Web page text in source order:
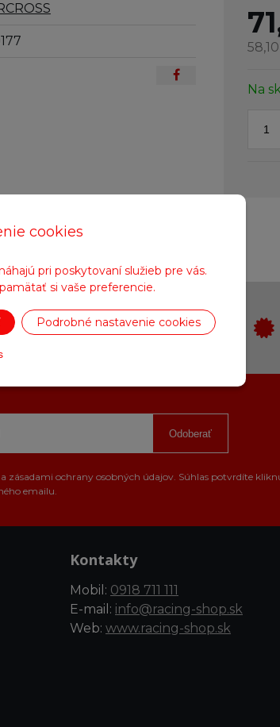
cookies
pri poskytovaní služieb pre vás.
si vaše preferencie.
Podrobné nastavenie cookies
Na
Tovar na sklade
expedujeme do 24
Odoberať
ochrany osobných údajov. Súhlas potvrdíte
emailu.
Kontakty
Mobil: 0918 711 111
E-mail: info@racing-shop.sk
Web: www.racing-shop.sk